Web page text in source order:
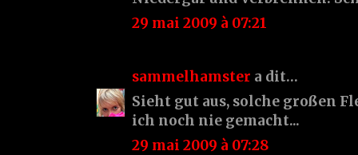
29 mai 2009 à 07:21
sammelhamster a dit…
Sieht gut aus, solche großen
ich noch nie gemacht...
29 mai 2009 à 07:28